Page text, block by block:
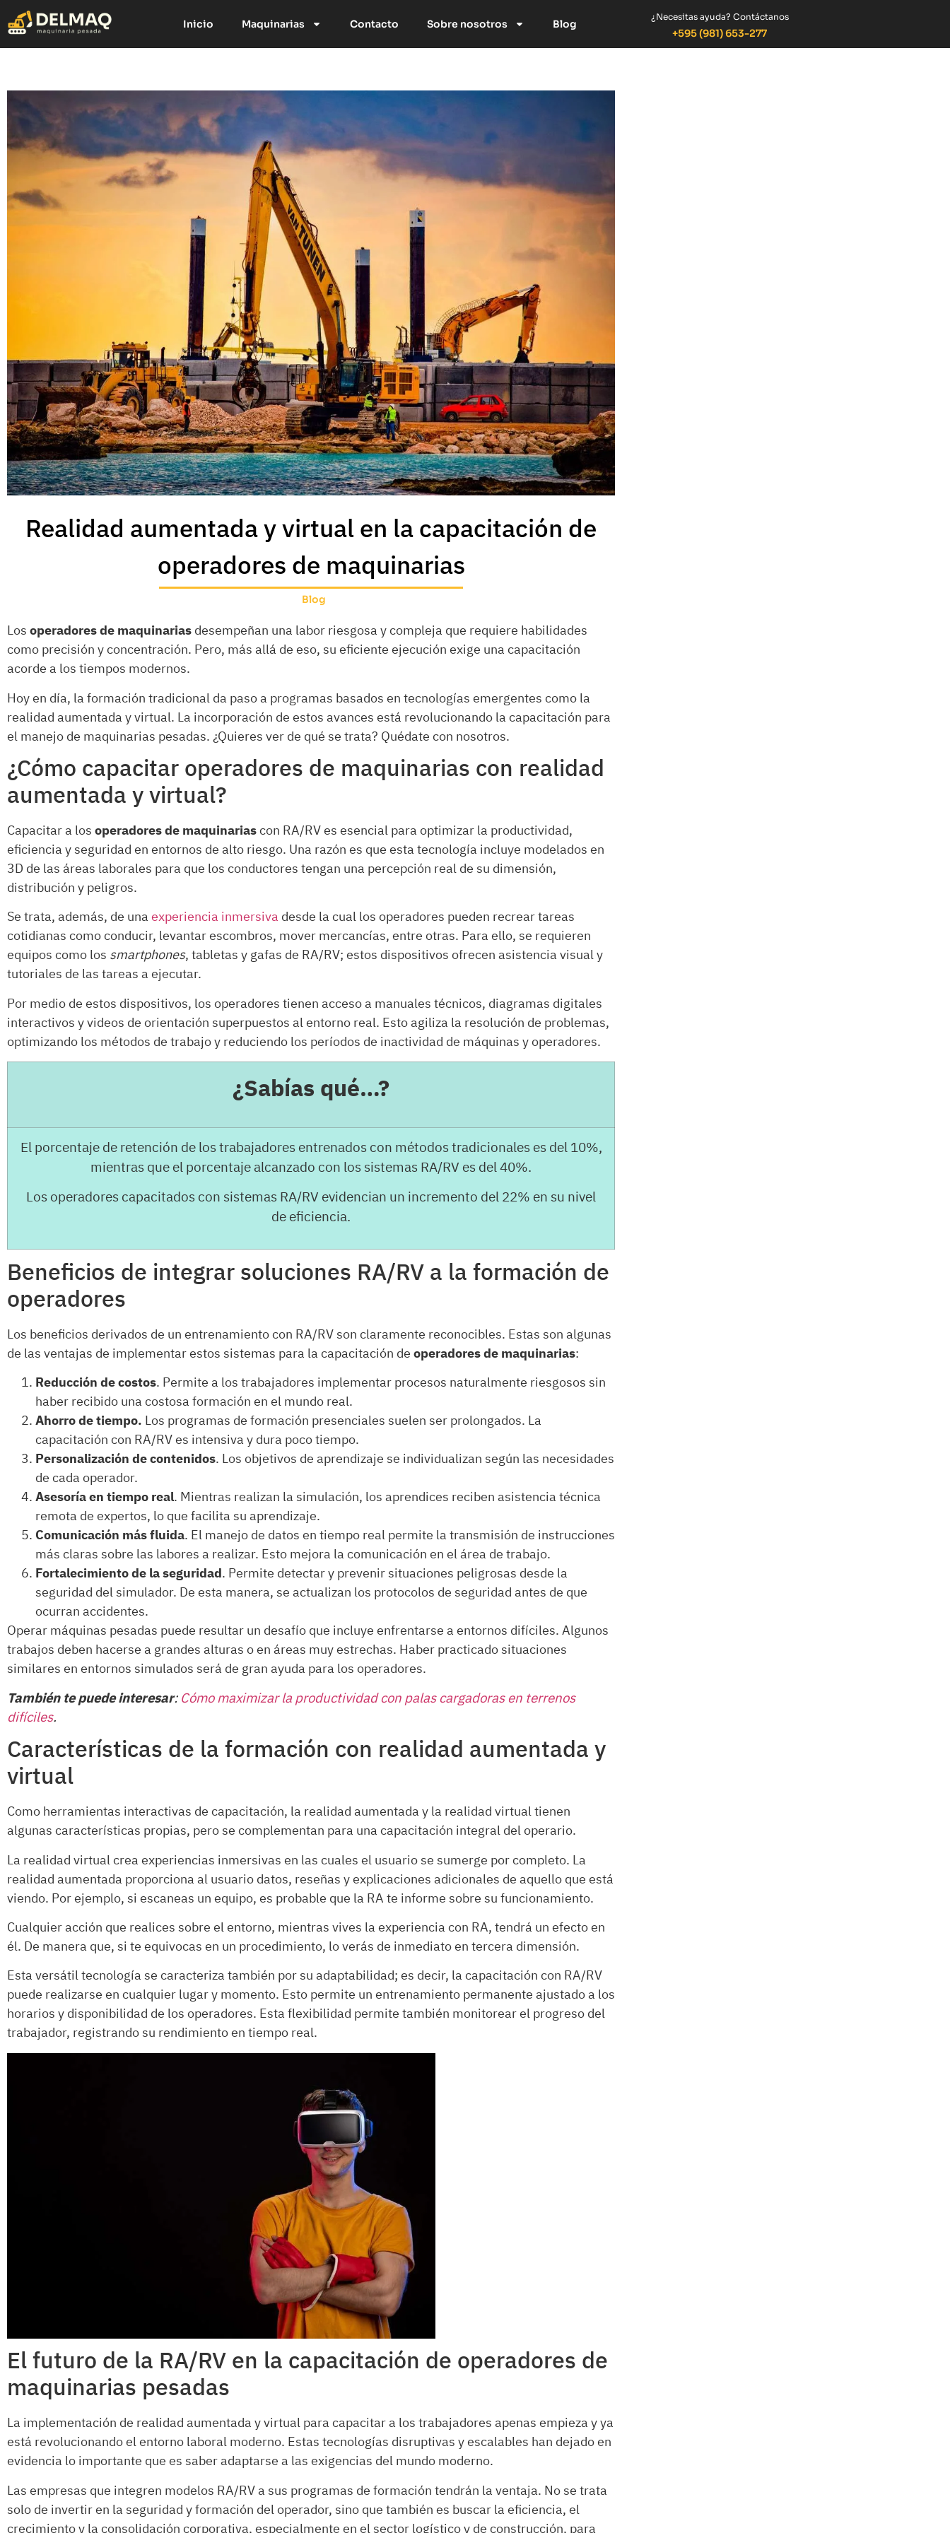
Inicio Maquinarias Contacto Sobre nosotros Blog
¿Necesitas ayuda? Contáctanos
+595 (981) 653-277
Realidad aumentada y virtual en la capacitación de
operadores de maquinarias
Blog
Losoperadores de maquinariasdesempeñan una labor riesgosa y compleja que requiere habilidades
como precisión y concentración. Pero, más allá de eso, su eficiente ejecución exige una capacitación
acorde a los tiempos modernos.
Hoy en día, la formación tradicional da paso a programas basados en tecnologías emergentes como la
realidad aumentada y virtual. La incorporación de estos avances está revolucionando la capacitación para
el manejo de maquinarias pesadas. ¿Quieres ver de qué se trata? Quédate con nosotros.
¿Cómo capacitar operadores de maquinarias con realidad
aumentada y virtual?
Capacitar a losoperadores de maquinariascon RA/RV es esencial para optimizar la productividad,
eficiencia y seguridad en entornos de alto riesgo. Una razón es que esta tecnología incluye modelados en
3D de las áreas laborales para que los conductores tengan una percepción real de su dimensión,
distribución y peligros.
Se trata, además, de unaexperiencia inmersiva desde la cual los operadores pueden recrear tareas
cotidianas como conducir, levantar escombros, mover mercancías, entre otras. Para ello, se requieren
equipos como los smartphones, tabletas y gafas de RA/RV; estos dispositivos ofrecen asistencia visual y
tutoriales de las tareas a ejecutar.
Por medio de estos dispositivos, los operadores tienen acceso a manuales técnicos, diagramas digitales
interactivos y videos de orientación superpuestos al entorno real. Esto agiliza la resolución de problemas,
optimizando los métodos de trabajo y reduciendo los períodos de inactividad de máquinas y operadores.
¿Sabías qué…?
El porcentaje de retención de los trabajadores entrenados con métodos tradicionales es del 10%,
mientras que el porcentaje alcanzado con los sistemas RA/RV es del 40%.
Los operadores capacitados con sistemas RA/RV evidencian un incremento del 22% en su nivel
de eficiencia.
Beneficios de integrar soluciones RA/RV a la formación de
operadores
Los beneficios derivados de un entrenamiento con RA/RV son claramente reconocibles. Estas son algunas
de las ventajas de implementar estos sistemas para la capacitación deoperadores de maquinarias:
Reducción de costos. Permite a los trabajadores implementar procesos naturalmente riesgosos sin
haber recibido una costosa formación en el mundo real.
Ahorro de tiempo. Los programas de formación presenciales suelen ser prolongados. La
capacitación con RA/RV es intensiva y dura poco tiempo.
Personalización de contenidos. Los objetivos de aprendizaje se individualizan según las necesidades
de cada operador.
Asesoría en tiempo real. Mientras realizan la simulación, los aprendices reciben asistencia técnica
remota de expertos, lo que facilita su aprendizaje.
Comunicación más fluida. El manejo de datos en tiempo real permite la transmisión de instrucciones
más claras sobre las labores a realizar. Esto mejora la comunicación en el área de trabajo.
Fortalecimiento de la seguridad. Permite detectar y prevenir situaciones peligrosas desde la
seguridad del simulador. De esta manera, se actualizan los protocolos de seguridad antes de que
ocurran accidentes.
Operar máquinas pesadas puede resultar un desafío que incluye enfrentarse a entornos difíciles. Algunos
trabajos deben hacerse a grandes alturas o en áreas muy estrechas. Haber practicado situaciones
similares en entornos simulados será de gran ayuda para los operadores.
También te puede interesar:Cómo maximizar la productividad con palas cargadoras en terrenos
difíciles.
Características de la formación con realidad aumentada y
virtual
Como herramientas interactivas de capacitación, la realidad aumentada y la realidad virtual tienen
algunas características propias, pero se complementan para una capacitación integral del operario.
La realidad virtual crea experiencias inmersivas en las cuales el usuario se sumerge por completo. La
realidad aumentada proporciona al usuario datos, reseñas y explicaciones adicionales de aquello que está
viendo. Por ejemplo, si escaneas un equipo, es probable que la RA te informe sobre su funcionamiento.
Cualquier acción que realices sobre el entorno, mientras vives la experiencia con RA, tendrá un efecto en
él. De manera que, si te equivocas en un procedimiento, lo verás de inmediato en tercera dimensión.
Esta versátil tecnología se caracteriza también por su adaptabilidad; es decir, la capacitación con RA/RV
puede realizarse en cualquier lugar y momento. Esto permite un entrenamiento permanente ajustado a los
horarios y disponibilidad de los operadores. Esta flexibilidad permite también monitorear el progreso del
trabajador, registrando su rendimiento en tiempo real.
El futuro de la RA/RV en la capacitación de operadores de
maquinarias pesadas
La implementación de realidad aumentada y virtual para capacitar a los trabajadores apenas empieza y ya
está revolucionando el entorno laboral moderno. Estas tecnologías disruptivas y escalables han dejado en
evidencia lo importante que es saber adaptarse a las exigencias del mundo moderno.
Las empresas que integren modelos RA/RV a sus programas de formación tendrán la ventaja. No se trata
solo de invertir en la seguridad y formación del operador, sino que también es buscar la eficiencia, el
crecimiento y la consolidación corporativa, especialmente en el sector logístico y de construcción, para